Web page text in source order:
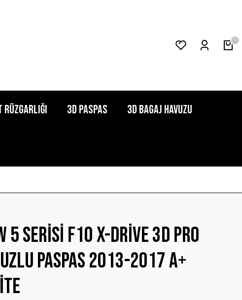
Rüzgarlığı 3D Paspas 3D Bagaj Havuzu
5 Serisi F10 X-Drive 3D Pro
Paspas 2013-2017 A+